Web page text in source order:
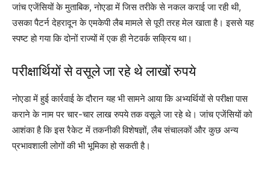
जांच एजेंसियों के मुताबिक, नोएडा में जिस तरीके से नकल कराई जा रही थी,
उसका पैटर्न देहरादून के एमकेपी लैब मामले से पूरी तरह मेल खाता है। इससे यह
स्पष्ट हो गया कि दोनों राज्यों में एक ही नेटवर्क सक्रिय था।
परीक्षार्थियों से वसूले जा रहे थे लाखों रुपये
नोएडा में हुई कार्रवाई के दौरान यह भी सामने आया कि अभ्यर्थियों से परीक्षा पास
कराने के नाम पर चार-चार लाख रुपये तक वसूले जा रहे थे। जांच एजेंसियों को
आशंका है कि इस रैकेट में तकनीकी विशेषज्ञों, लैब संचालकों और कुछ अन्य
प्रभावशाली लोगों की भी भूमिका हो सकती है।